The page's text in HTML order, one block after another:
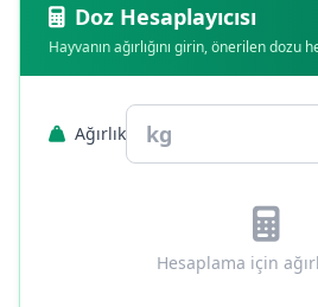
Doz Hesaplayıcısı
Hayvanın ağırlığını girin, önerilen dozu
Ağırlık
Hesaplama için